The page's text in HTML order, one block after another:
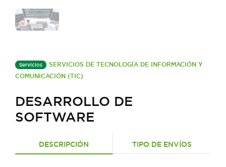
Servicios
SERVICIOS DE TECNOLOGÍA DE INFORMACIÓN Y
COMUNICACIÓN (TIC)
DESARROLLO DE
SOFTWARE
DESCRIPCIÓN TIPO DE ENVÍOS